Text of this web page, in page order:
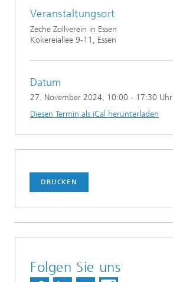
Veranstaltungsort
Zeche Zollverein in Essen
Kokereiallee 9-11, Essen
Datum
27. November 2024, 10:00 - 17:30 Uhr
Diesen Termin als iCal herunterladen
DRUCKEN
Folgen Sie uns